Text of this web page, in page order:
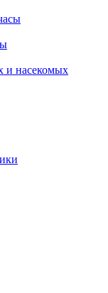
и насекомых